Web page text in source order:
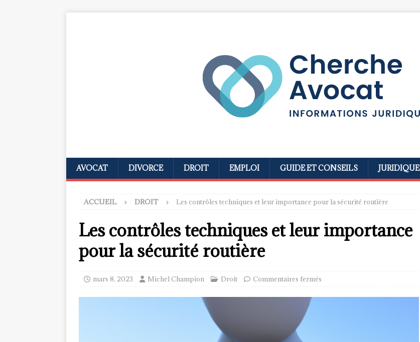
AVOCAT DIVORCE DROIT EMPLOI GUIDE ET CONSEILS JURIDIQUE
ACCUEIL DROIT Les contrôles techniques et leur importance pour la sécurité routière
Les contrôles techniques et leur importance
pour la sécurité routière
mars 8, 2023 Michel Champion Droit Commentaires fermés